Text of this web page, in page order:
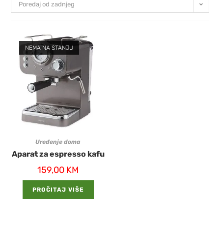
Poredaj od zadnjeg
NEMA NA STANJU
Uređenje doma
Aparat za espresso kafu
159,00 KM
PROČITAJ VIŠE